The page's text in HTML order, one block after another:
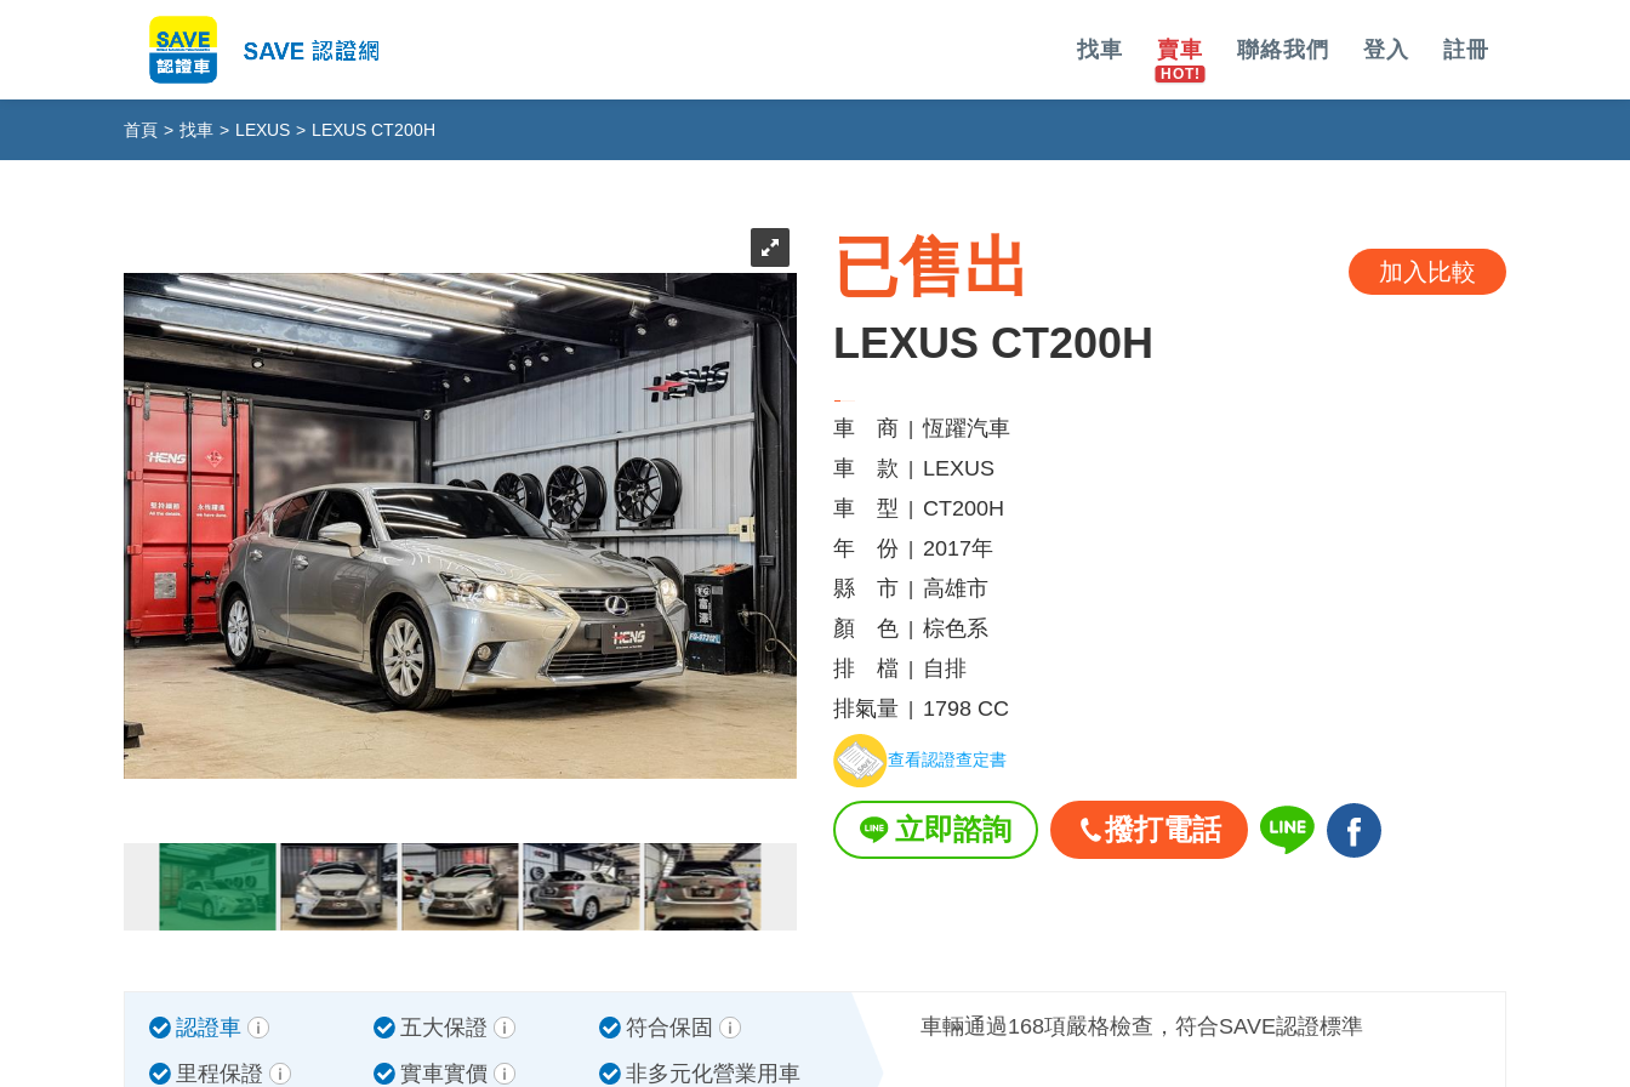
找車 賣車 聯絡我們 登入 註冊
首頁 > 找車 > LEXUS > LEXUS CT200H
已售出 加入比較
LEXUS CT200H
車 商
恆躍汽車
車 款
LEXUS
車 型
CT200H
年 份
2017年
縣 市
高雄市
顏 色
棕色系
排 檔
自排
排氣量
1798 CC
查看認證查定書
立即諮詢 撥打電話
認證車 五大保證
符合保固
里程保證
實車實價 非多元化營業用車
車輛通過168項嚴格檢查，符合SAVE認證標準